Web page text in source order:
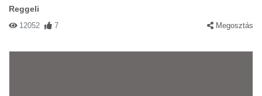
Reggeli
12052 7 Megosztás